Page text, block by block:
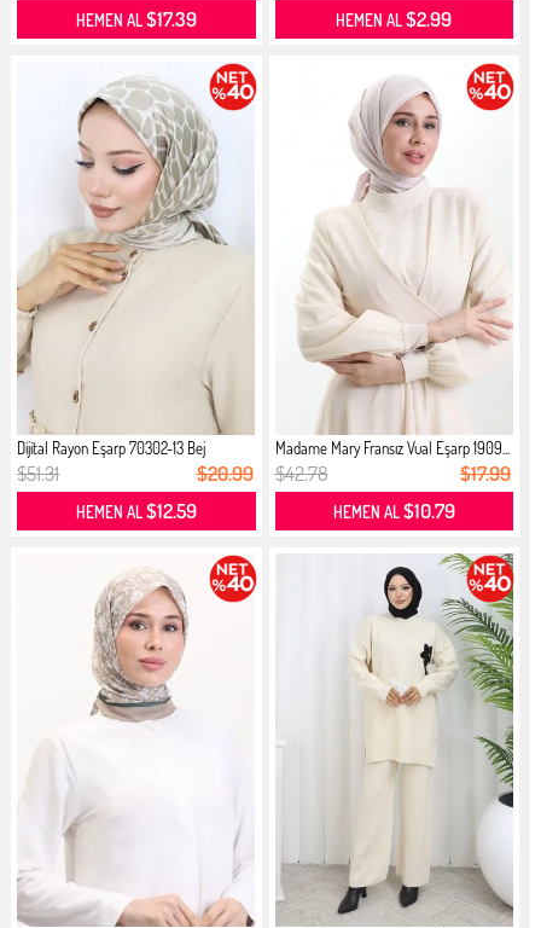
HEMEN AL$17.39 HEMEN AL$2.99
Dijital Rayon Eşarp 70302-13 Bej
$51.31 $20.99
HEMEN AL$12.59
Madame Mary Fransız Vual Eşarp 1909...
$42.78 $17.99
HEMEN AL$10.79